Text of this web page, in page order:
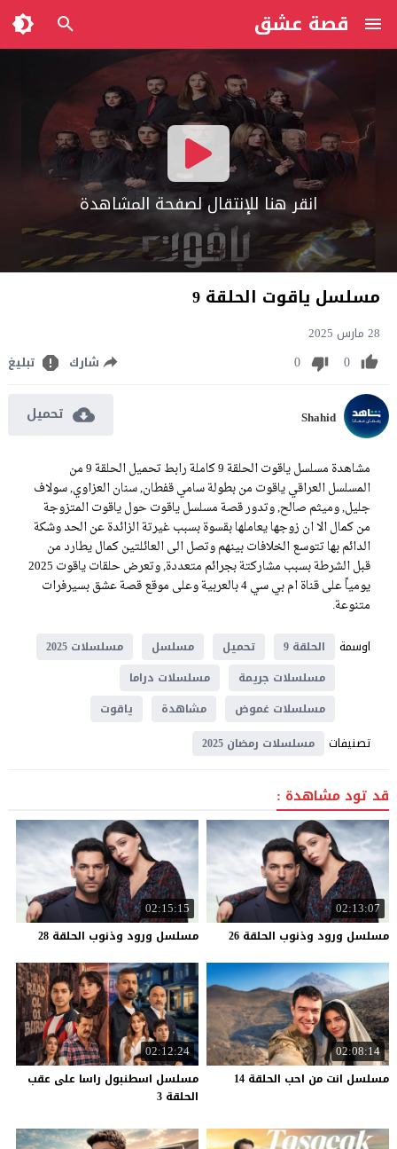
قصة عشق
انقر هنا للإنتقال لصفحة المشاهدة
مسلسل ياقوت الحلقة 9
28 مارس 2025
0
0 شارك تبليغ
Shahid تحميل
مشاهدة مسلسل ياقوت الحلقة 9 كاملة رابط تحميل الحلقة 9 من
المسلسل العراقي ياقوت من بطولة سامي قفطان, سنان العزاوي, سولاف
جليل, وميثم صالح, وتدور قصة مسلسل ياقوت حول ياقوت المتزوجة
من كمال الا ان زوجها يعاملها بقسوة بسبب غيرتة الزائدة عن الحد وشكة
الدائم بها تتوسع الخلافات بينهم وتصل الى العائلتين كمال يطارد من
قبل الشرطة بسبب مشاركتة بجرائم متعددة, وتعرض حلقات ياقوت 2025
يومياً على قناة ام بي سي 4 بالعربية وعلى موقع قصة عشق بسيرفرات
متنوعة.
اوسمة
الحلقة 9 تحميل مسلسل
مسلسلات 2025
مسلسلات جريمة
مسلسلات دراما
مسلسلات غموض
مشاهدة ياقوت
تصنيفات مسلسلات رمضان 2025
قد تود مشاهدة :
02:13:07
مسلسل ورود وذنوب الحلقة 26
02:15:15
مسلسل ورود وذنوب الحلقة 28
02:08:14
مسلسل انت من احب الحلقة 14
02:12:24
مسلسل اسطنبول راسا على عقب
الحلقة 3